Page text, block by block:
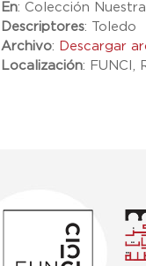
En: Colección
Descriptores:
Toledo
Archivo: Descargar
Localización: FUNCI,